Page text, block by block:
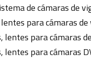
de cámaras de
para cámaras
lentes para cámaras
lentes para cámaras